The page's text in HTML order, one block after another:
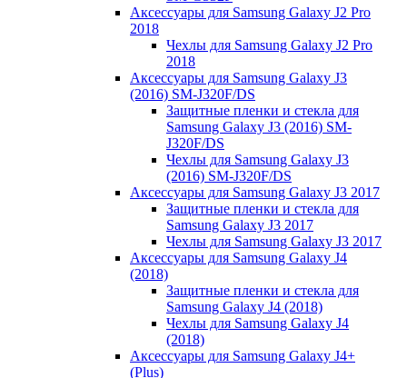
Аксессуары для Samsung Galaxy J2 Pro
2018
Чехлы для Samsung Galaxy J2 Pro
2018
Аксессуары для Samsung Galaxy J3
(2016) SM-J320F/DS
Защитные пленки и стекла для
Samsung Galaxy J3 (2016) SM-
J320F/DS
Чехлы для Samsung Galaxy J3
(2016) SM-J320F/DS
Аксессуары для Samsung Galaxy J3 2017
Защитные пленки и стекла для
Samsung Galaxy J3 2017
Чехлы для Samsung Galaxy J3 2017
Аксессуары для Samsung Galaxy J4
(2018)
Защитные пленки и стекла для
Samsung Galaxy J4 (2018)
Чехлы для Samsung Galaxy J4
(2018)
Аксессуары для Samsung Galaxy J4+
(Plus)